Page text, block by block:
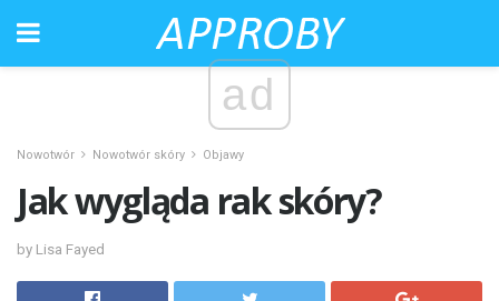
ad
Nowotwór Nowotwór skóry Objawy
Jak wygląda rak skóry?
by Lisa Fayed